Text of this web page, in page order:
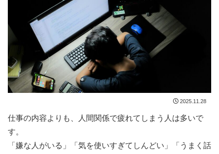
2025.11.28
仕事の内容よりも、人間関係で疲れてしまう人は多いで
す。
「嫌な人がいる」「気を使いすぎてしんどい」「うまく話